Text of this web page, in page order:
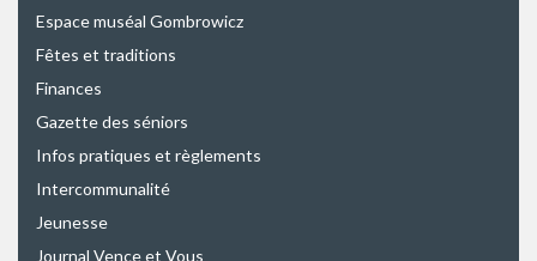
Espace muséal Gombrowicz
Fêtes et traditions
Finances
Gazette des séniors
Infos pratiques et règlements
Intercommunalité
Jeunesse
Journal Vence et Vous